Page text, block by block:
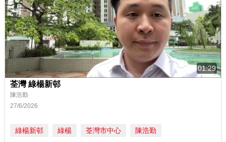
01:29
荃灣 綠楊新邨
陳浩勤
27/6/2026
綠楊新邨 綠楊 荃灣市中心 陳浩勤